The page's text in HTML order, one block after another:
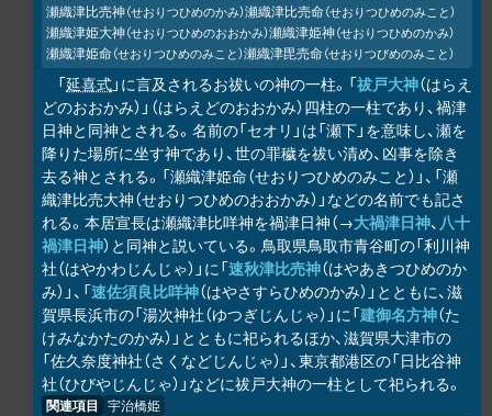
瀬織津比売神（せおりつひめのかみ）瀬織津比売命（せおりつひめのみこと）
瀬織津姫大神（せおりつひめのおおかみ）瀬織津姫神（せおりつひめのかみ）
瀬織津姫命（せおりつひめのみこと）瀬織津毘売命（せおりつびめのみこと）
「延喜式」に言及されるお祓いの神の一柱。「祓戸大神（はらえ
どのおおかみ）」（はらえどのおおかみ）四柱の一柱であり、禍津
日神と同神とされる。名前の「セオリ」は「瀬下」を意味し、瀬を
降りた場所に坐す神であり、世の罪穢を祓い清め、凶事を除き
去る神とされる。「瀬織津姫命（せおりつひめのみこと）」、「瀬
織津比売大神（せおりつひめのおおかみ）」などの名前でも記さ
れる。本居宣長は瀬織津比咩神を禍津日神（→大禍津日神、 八十
禍津日神）と同神と説いている。鳥取県鳥取市青谷町の「利川神
社（はやかわじんじゃ）」に「速秋津比売神（はやあきつひめのか
み）」、「速佐須良比咩神（はやさすらひめのかみ）」とともに、滋
賀県長浜市の「湯次神社（ゆつぎじんじゃ）」に「建御名方神（た
けみなかたのかみ）」とともに祀られるほか、滋賀県大津市の
「佐久奈度神社（さくなどじんじゃ）」、東京都港区の「日比谷神
社（ひびやじんじゃ）」などに祓戸大神の一柱として祀られる。
関連項目 宇治橋姫